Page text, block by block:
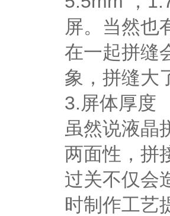
屏。当然也
在一起拼缝
象，拼缝大
3.屏体厚度
虽然说液晶
两面性，拼
过关不仅会
时制作工艺